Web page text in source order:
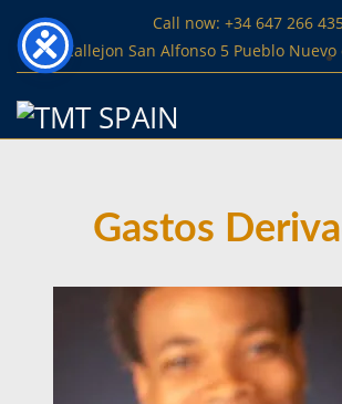
Call now: +34 647 266
Callejon San Alfonso 5 Pueblo
Gastos